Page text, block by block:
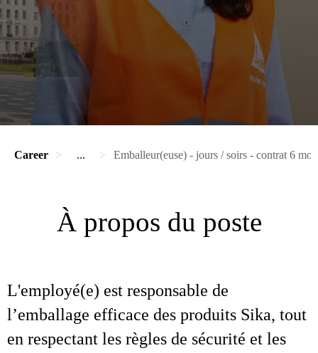
Career ... Emballeur(euse) - jours / soirs - contrat 6
À propos du poste
L'employé(e) est responsable de
l’emballage efficace des produits Sika, tout
en respectant les règles de sécurité et les